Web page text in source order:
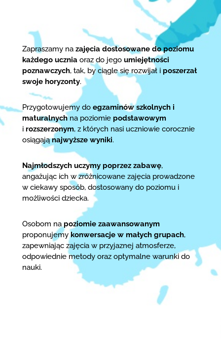
Zapraszamy nazajęcia dostosowane do poziomu
każdego ucznia oraz do jego umiejętności
poznawczych, tak, by ciągle się rozwijał i poszerzał
swoje horyzonty.
Przygotowujemy do egzaminów szkolnych i
maturalnychna poziomie podstawowym
i rozszerzonym, z których nasi uczniowie corocznie
osiągająnajwyższe wyniki.
Najmłodszych uczymy poprzez zabawę,
angażując ich w zróżnicowane zajęcia prowadzone
w ciekawy sposób, dostosowany do poziomu i
możliwości dziecka.
Osobom na poziomie zaawansowanym
proponujemykonwersacje w małych grupach,
zapewniając zajęcia w przyjaznej atmosferze,
odpowiednie metody oraz optymalne warunki do
nauki.